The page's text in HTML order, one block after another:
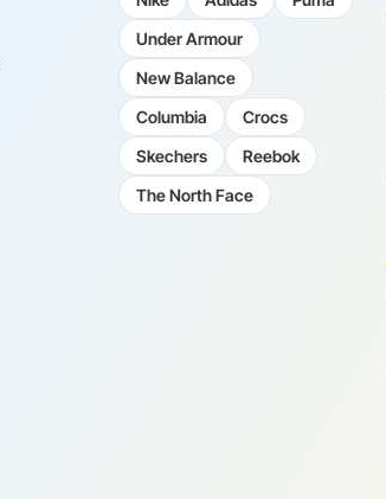
Under Armour
New Balance
Columbia
Crocs
Skechers
Reebok
The North Face